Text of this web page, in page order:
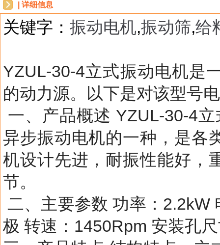
| 详细信息
关键字： 振动电机,振动筛,给
YZUL-30-4立式振动电机是
的动力源。以下是对该型号
一、产品概述 YZUL-30-4
异步振动电机的一种，是各
机设计先进，耐振性能好，
节。
二、主要参数 功率：2.2kW
极 转速：1450Rpm 安装孔